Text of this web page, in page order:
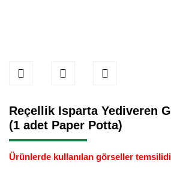
Reçellik Isparta Yediveren
(1 adet Paper Potta)
Ürünlerde kullanılan görseller